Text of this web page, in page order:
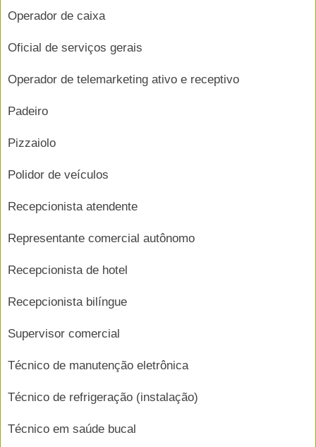
Operador de caixa
Oficial de serviços gerais
Operador de telemarketing ativo e receptivo
Padeiro
Pizzaiolo
Polidor de veículos
Recepcionista atendente
Representante comercial autônomo
Recepcionista de hotel
Recepcionista bilíngue
Supervisor comercial
Técnico de manutenção eletrônica
Técnico de refrigeração (instalação)
Técnico em saúde bucal